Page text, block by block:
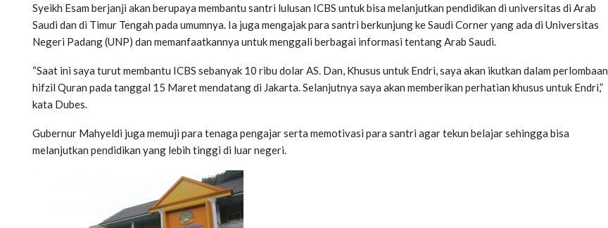
Syeikh Esam berjanji akan berupaya membantu santri lulusan ICBS untuk bisa melanjutkan pendidikan di universitas di Arab
Saudi dan di Timur Tengah pada umumnya. Ia juga mengajak para santri berkunjung ke Saudi Corner yang ada di Universitas
Negeri Padang (UNP) dan memanfaatkannya untuk menggali berbagai informasi tentang Arab Saudi.
“Saat ini saya turut membantu ICBS sebanyak 10 ribu dolar AS. Dan, Khusus untuk Endri, saya akan ikutkan dalam perlombaan
hifzil Quran pada tanggal 15 Maret mendatang di Jakarta. Selanjutnya saya akan memberikan perhatian khusus untuk Endri,”
kata Dubes.
Gubernur Mahyeldi juga memuji para tenaga pengajar serta memotivasi para santri agar tekun belajar sehingga bisa
melanjutkan pendidikan yang lebih tinggi di luar negeri.